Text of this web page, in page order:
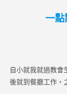
一點
自小就我就過教
後就到餐廳工作，